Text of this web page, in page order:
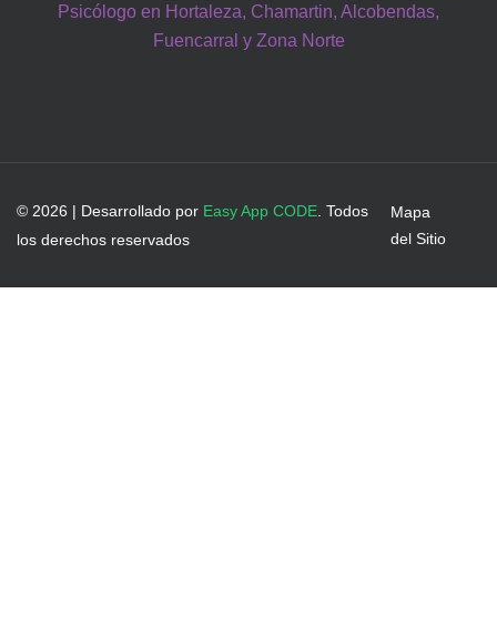
Psicólogo en Hortaleza, Chamartin, Alcobendas,
Fuencarral y Zona Norte
© 2026 | Desarrollado por Easy App CODE . Todos
los derechos reservados
Mapa
del Sitio